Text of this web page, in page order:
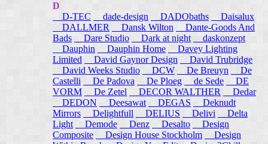
D
D-TEC
dade-design DADObaths
Daisalux
DALLMER
Dansk Wilton
Dante-Goods And
Bads
Dare Studio Dark at night
daskonzept
Dauphin
Dauphin Home
Davey Lighting
Limited
David Gaynor Design
David Trubridge
David Weeks Studio
DCW De Breuyn
De
Castelli
De Padova De Ploeg de Sede
DE
VORM
De Zetel DECOR WALTHER
Dedar
DEDON
Deesawat DEGAS
Deknudt
Mirrors
Delightfull DELIUS Delivi
Delta
Light
Demode Denz Desalto
Design
Composite
Design House Stockholm
Design